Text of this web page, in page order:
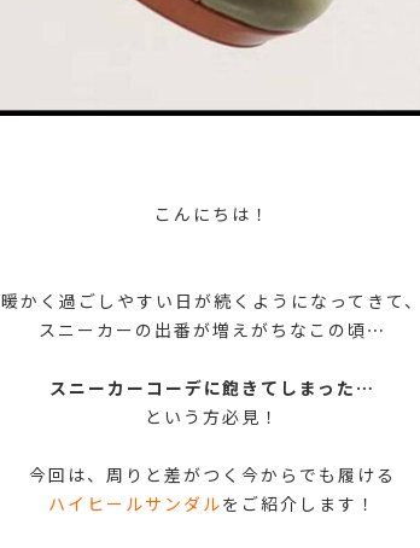
こんにちは！
暖かく過ごしやすい日が続くようになってきて、
スニーカーの出番が増えがちなこの頃⋯
スニーカーコーデに飽きてしまった⋯
という方必見！
今回は、周りと差がつく今からでも履ける
ハイヒールサンダルをご紹介します！